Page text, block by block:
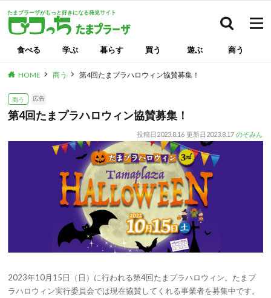
たまプラーザがもっと好きになる発見サイト
食べる 学ぶ 暮らす 買う 遊ぶ 商う
HOME 商う 第4回たまプラハロウィン協賛募集！
商う 広告
第4回たまプラハロウィン協賛募集！
投稿日 2023.8.16 更新日 2023.8.17 のぞみん
2023年10月15日（日）に行われる第4回たまプラハロウィン。たまプ
ラハロウィン実行委員会では現在協賛してくれる事業者を募集中です。